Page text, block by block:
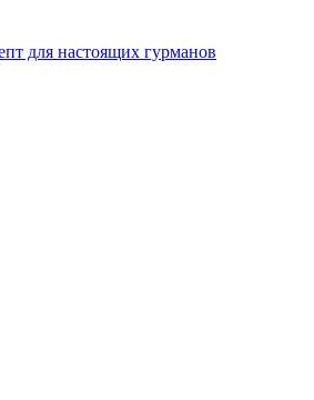
для настоящих гурманов